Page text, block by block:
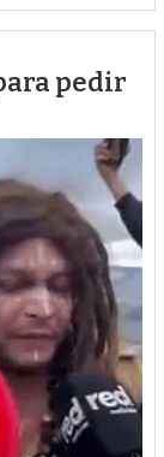
pedir